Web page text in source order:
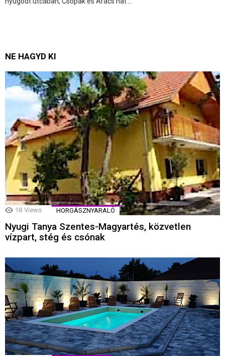
NE HAGYD KI
18 Views HORGÁSZNYARALÓ
Nyugi Tanya Szentes-Magyartés, közvetlen
vízpart, stég és csónak